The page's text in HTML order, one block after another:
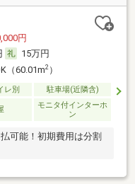
円
15万円
（60.01m2）
レ別 駐車場(近隣含)
モニタ付インターホ
ン
可能！初期費用は分割